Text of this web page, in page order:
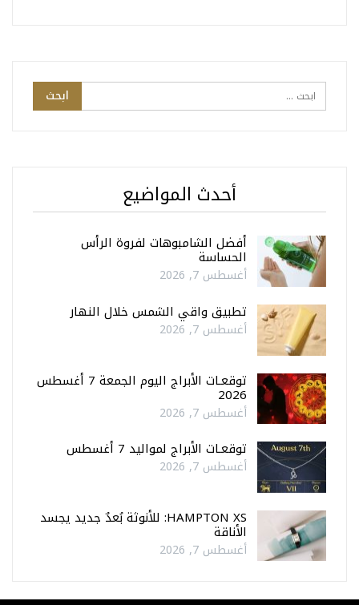
أحدث المواضيع
أفضل الشامبوهات لفروة الرأس
الحساسة
أغسطس 7, 2026
تطبيق واقي الشمس خلال النهار
أغسطس 7, 2026
توقعـات الأبراج اليوم الجمعة 7 أغسطس
2026
أغسطس 7, 2026
توقعـات الأبراج لمواليد 7 أغسطس
أغسطس 7, 2026
HAMPTON XS: للأنوثة بُعدٌ جديد يجسد
الأناقة
أغسطس 7, 2026